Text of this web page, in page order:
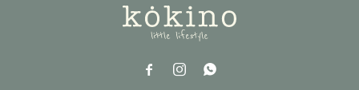
  